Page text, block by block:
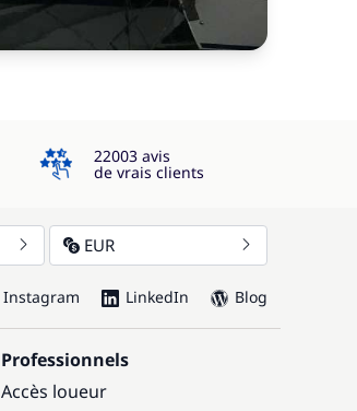
4.3
22003 avis
de vrais clients
EUR
Instagram LinkedIn Blog
Professionnels
Accès loueur